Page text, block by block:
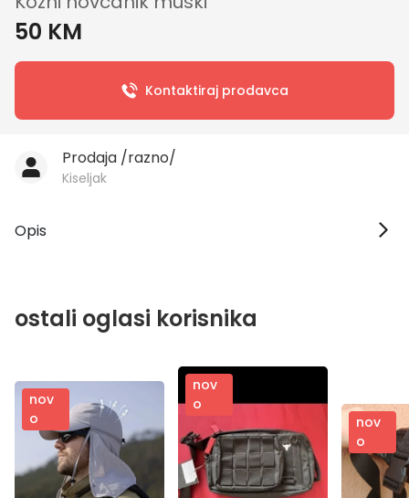
50 KM
Kontaktiraj prodavca
Prodaja /razno/
Kiseljak
Opis
ostali oglasi korisnika
nov
o
nov
o
nov
o